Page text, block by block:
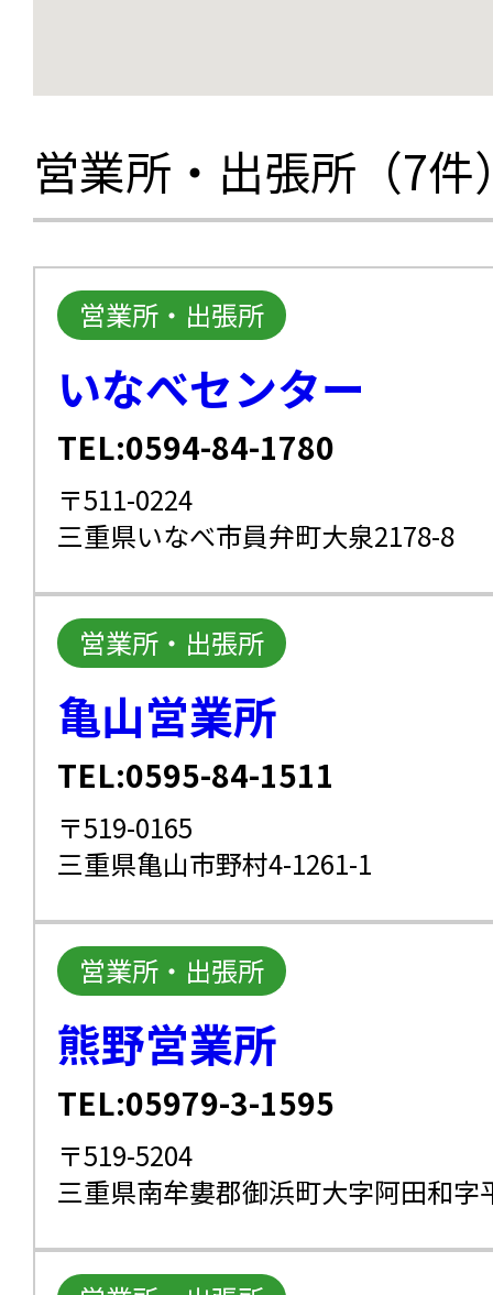
営業所・出張所（7件
営業所・出張所
いなべセンター
TEL:0594-84-1780
〒511-0224
三重県いなべ市員弁町大泉2178-8
営業所・出張所
亀山営業所
TEL:0595-84-1511
〒519-0165
三重県亀山市野村4-1261-1
営業所・出張所
熊野営業所
TEL:05979-3-1595
〒519-5204
三重県南牟婁郡御浜町大字阿田和字